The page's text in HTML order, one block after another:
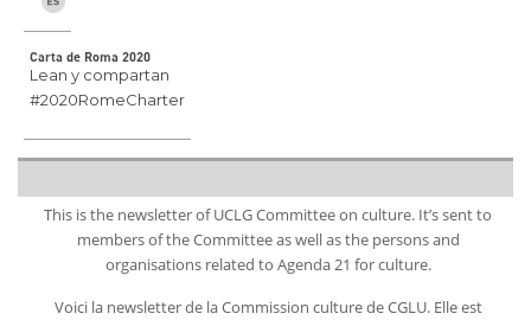
Carta de Roma 2020
Lean y compartan
#2020RomeCharter
This is the newsletter of UCLG Committee on culture. It’s sent to
members of the Committee as well as the persons and
organisations related to Agenda 21 for culture.
Voici la newsletter de la Commission culture de CGLU. Elle est